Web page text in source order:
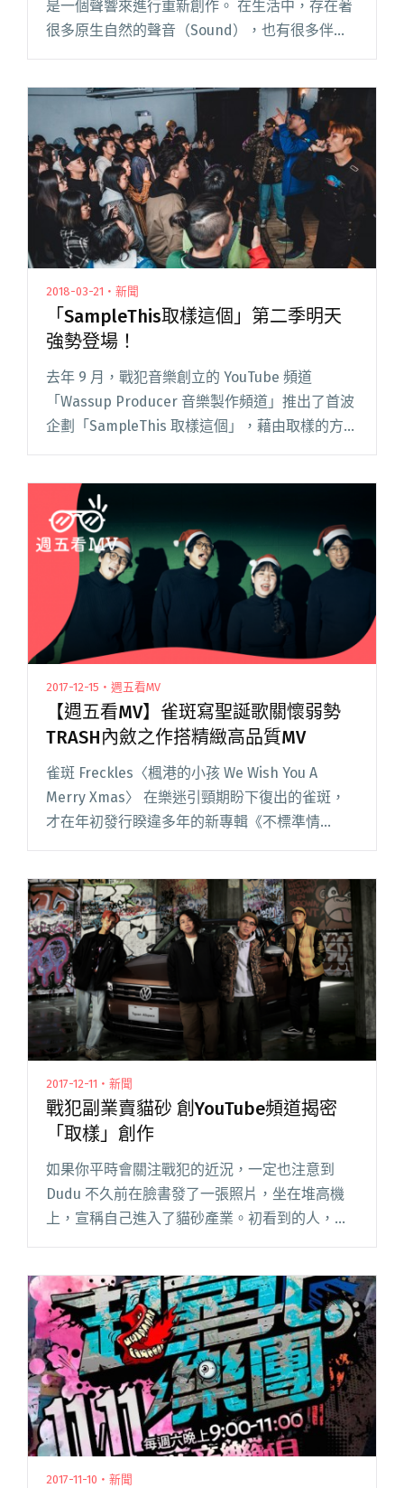
是一個聲響來進行重新創作。 在生活中，存在著
很多原生自然的聲音（Sound），也有很多伴隨
嘻哈廠牌「戰犯閱讀全文 "「取樣來自生活」戰
犯主理人陳小律駕車進森林 取樣安全帶聲作歌"
2018-03-21・新聞
「SampleThis取樣這個」第二季明天
強勢登場！
去年 9 月，戰犯音樂創立的 YouTube 頻道
「Wassup Producer 音樂製作頻道」推出了首波
企劃「SampleThis 取樣這個」，藉由取樣的方
式，讓聽眾了解音樂製作的過程，並媒合饒舌歌
文 "「SampleThis取樣這個」第二季明天強勢登
場！"
2017-12-15・週五看MV
【週五看MV】雀斑寫聖誕歌關懷弱勢
TRASH內斂之作搭精緻高品質MV
雀斑 Freckles〈楓港的小孩 We Wish You A
Merry Xmas〉 在樂迷引頸期盼下復出的雀斑，
才在年初發行睽違多年的新專輯《不標準情
人》，近日又馬不停蹄推出全新 EP，收錄〈楓港
MV】雀斑寫聖誕歌關懷弱勢 TRASH內斂之作搭精
緻高品質MV"
2017-12-11・新聞
戰犯副業賣貓砂 創YouTube頻道揭密
「取樣」創作
如果你平時會關注戰犯的近況，一定也注意到
Dudu 不久前在臉書發了一張照片，坐在堆高機
上，宣稱自己進入了貓砂產業。初看到的人，大
的身分，快閃韓森的〈饒舌工閱讀全文 "戰犯副
業賣貓砂 創YouTube頻道揭密「取樣」創作"
2017-11-10・新聞